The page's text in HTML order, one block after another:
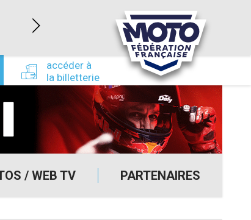
/ WEB TV PARTENAIRES
accéder à
la billetterie
LÉDENON (30)
du 22/08/2026 au 23/08/2026